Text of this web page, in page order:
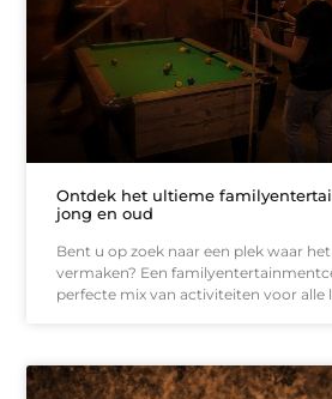
Ontdek het ultieme
jong en oud
Bent u op zoek naar een plek waar
vermaken? Een
perfecte mix van activiteiten voor alle